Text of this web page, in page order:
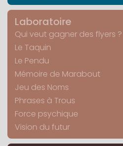
Laboratoire
Qui veut gagner des flyers ?
Le Taquin
Le Pendu
Mémoire de Marabout
Jeu des Noms
Phrases à Trous
Force psychique
Vision du futur